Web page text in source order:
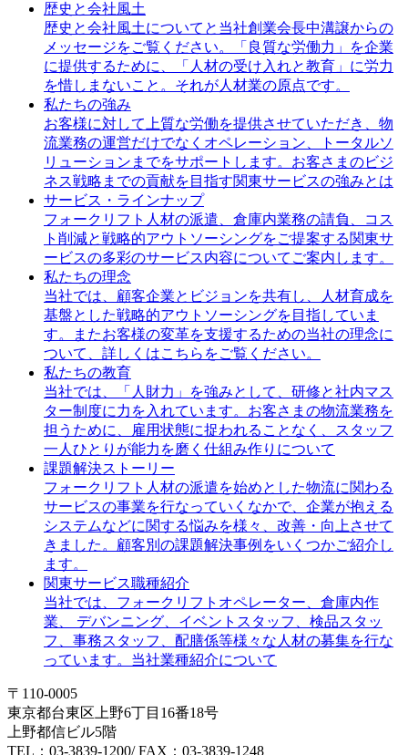
歴史と会社風土
歴史と会社風土についてと当社創業会長中溝譲からの
メッセージをご覧ください。「良質な労働力」を企業
に提供するために、「人材の受け入れと教育」に労力
を惜しまないこと。それが人材業の原点です。
私たちの強み
お客様に対して上質な労働を提供させていただき、物
流業務の運営だけでなくオペレーション、トータルソ
リューションまでをサポートします。お客さまのビジ
ネス戦略までの貢献を目指す関東サービスの強みとは
サービス・ラインナップ
フォークリフト人材の派遣、倉庫内業務の請負、コス
ト削減と戦略的アウトソーシングをご提案する関東サ
ービスの多彩のサービス内容についてご案内します。
私たちの理念
当社では、顧客企業とビジョンを共有し、人材育成を
基盤とした戦略的アウトソーシングを目指していま
す。またお客様の変革を支援するための当社の理念に
ついて、詳しくはこちらをご覧ください。
私たちの教育
当社では、「人財力」を強みとして、研修と社内マス
ター制度に力を入れています。お客さまの物流業務を
担うために、雇用状態に捉われることなく、スタッフ
一人ひとりが能力を磨く仕組み作りについて
課題解決ストーリー
フォークリフト人材の派遣を始めとした物流に関わる
サービスの事業を行なっていくなかで、企業が抱える
システムなどに関する悩みを様々、改善・向上させて
きました。顧客別の課題解決事例をいくつかご紹介し
ます。
関東サービス職種紹介
当社では、フォークリフトオペレーター、倉庫内作
業、 デバンニング、イベントスタッフ、検品スタッ
フ、事務スタッフ、配膳係等様々な人材の募集を行な
っています。当社業種紹介について
〒110-0005
東京都台東区上野6丁目16番18号
上野都信ビル5階
TEL：03-3839-1200/ FAX：03-3839-1248